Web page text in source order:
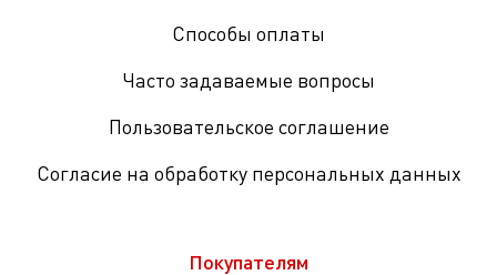
Способы оплаты
Часто задаваемые вопросы
Пользовательское соглашение
Согласие на обработку персональных данных
Покупателям